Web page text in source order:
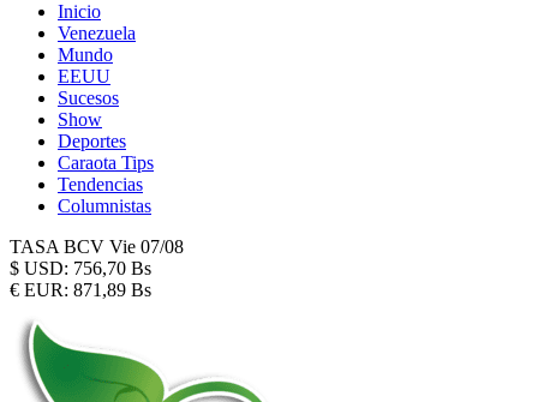
Inicio
Venezuela
Mundo
EEUU
Sucesos
Show
Deportes
Caraota Tips
Tendencias
Columnistas
TASA BCV Vie 07/08
$ USD: 756,70 Bs
€ EUR: 871,89 Bs